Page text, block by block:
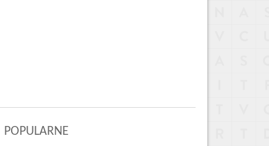
POPULARNE